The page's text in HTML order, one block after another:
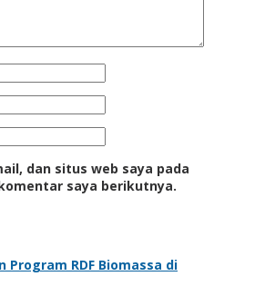
dan situs web saya pada
saya berikutnya.
Program RDF Biomassa di